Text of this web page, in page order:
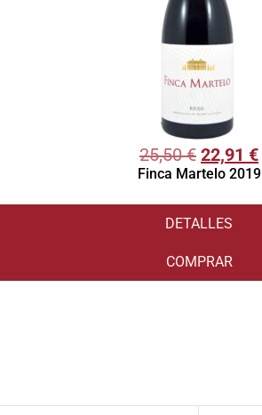
25,50€ 22,91 €
Finca Martelo 2019
DETALLES
COMPRAR